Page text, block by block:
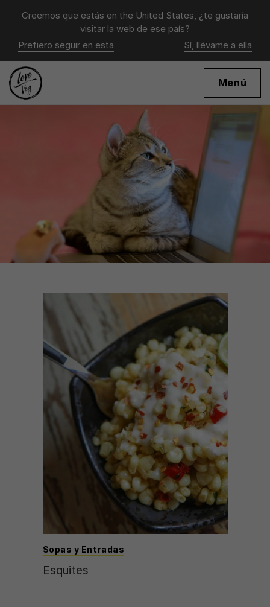
Creemos que estás en the United States, ¿te gustaría
visitar la web de ese país?
Prefiero seguir en esta
Sí, llévame a ella
Menú
Sopas y Entradas
Esquites